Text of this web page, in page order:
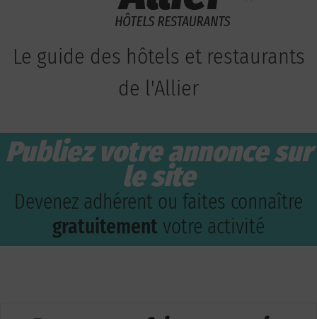
Le guide des hôtels et restaurants
de l'Allier
Publiez votre annonce sur
le site
Devenez adhérent ou faites connaître
gratuitement votre activité